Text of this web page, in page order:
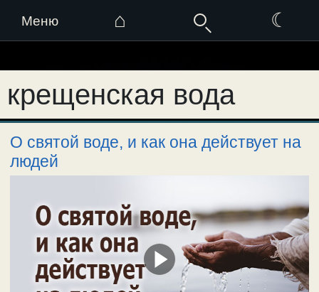
Меню ⌂ ☾
к
содержимому
крещенская вода
О святой воде, и как она действует на
людей